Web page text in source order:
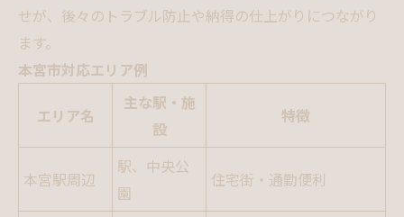
せが、後々のトラブル防止や納得の仕上がりにつながり
ます。
本宮市対応エリア例
エリア名
主な駅・施
設
特徴
本宮駅周辺
駅、中央公
園
住宅街・通勤便利